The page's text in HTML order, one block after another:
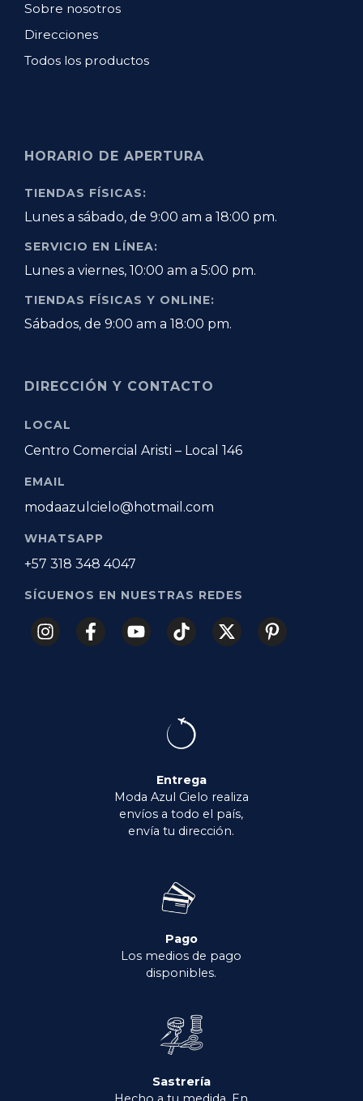
Sobre nosotros
Direcciones
Todos los productos
HORARIO DE APERTURA
TIENDAS FÍSICAS:
Lunes a sábado, de 9:00 am a 18:00 pm.
SERVICIO EN LÍNEA:
Lunes a viernes, 10:00 am a 5:00 pm.
TIENDAS FÍSICAS Y ONLINE:
Sábados, de 9:00 am a 18:00 pm.
DIRECCIÓN Y CONTACTO
LOCAL
Centro Comercial Aristi – Local 146
EMAIL
modaazulcielo@hotmail.com
WHATSAPP
+57 318 348 4047
SÍGUENOS EN NUESTRAS REDES
Entrega
Moda Azul Cielo realiza
envíos a todo el país,
envía tu dirección.
Pago
Los medios de pago
disponibles.
Sastrería